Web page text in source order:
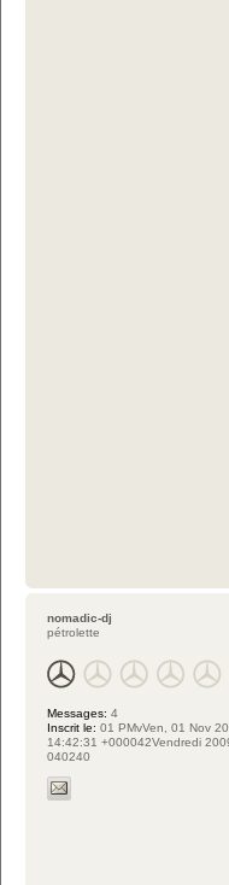
nomadic-dj
pétrolette
Messages: 4
Inscrit le: 01 PMvVen, 01 Nov
14:42:31 +000042Vendredi
040240